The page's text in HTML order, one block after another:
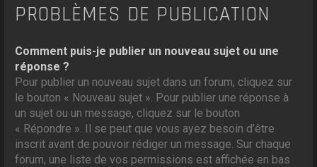
PROBLÈMES DE PUBLICATION
Comment puis-je publier un nouveau sujet ou une
réponse ?
Pour publier un nouveau sujet dans un forum, cliquez sur
le bouton « Nouveau sujet ». Pour publier une réponse à
un sujet ou un message, cliquez sur le bouton
« Répondre ». Il se peut que vous ayez besoin d’être
inscrit avant de pouvoir rédiger un message. Sur chaque
forum, une liste de vos permissions est affichée en bas